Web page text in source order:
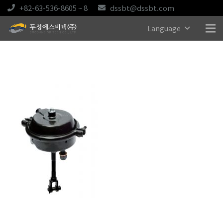
+82-63-536-8605 ~ 8 dssbt@dssbt.com
Language